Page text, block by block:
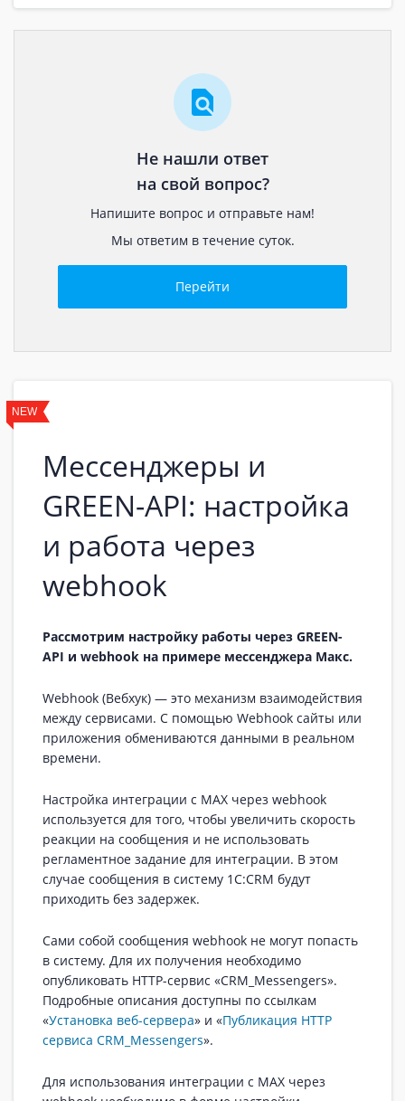
NEW
Мессенджеры и
GREEN-API: настройка
и работа через
webhook
Рассмотрим настройку работы через GREEN-
API и webhook на примере мессенджера Макс.
Webhook (Вебхук) — это механизм взаимодействия
между сервисами. С помощью Webhook сайты или
приложения обмениваются данными в реальном
времени.
Настройка интеграции с MAX через webhook
используется для того, чтобы увеличить скорость
реакции на сообщения и не использовать
регламентное задание для интеграции. В этом
случае сообщения в систему 1С:CRM будут
приходить без задержек.
Сами собой сообщения webhook не могут попасть
в систему. Для их получения необходимо
опубликовать HTTP-сервис «CRM_Messengers».
Подробные описания доступны по ссылкам
«Установка веб-сервера» и «Публикация HTTP
сервиса CRM_Messengers».
Для использования интеграции с MAX через
Не нашли ответ
на свой вопрос?
Напишите вопрос и отправьте нам!
Мы ответим в течение суток.
Перейти